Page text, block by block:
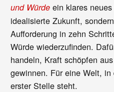
und Würde ein klares
idealisierte Zukunft,
Aufforderung in zehn
Würde wiederzufinden.
handeln, Kraft schöpfen
gewinnen. Für eine Welt,
erster Stelle steht.